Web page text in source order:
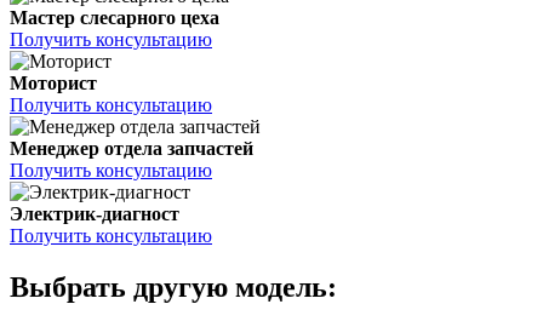
Мастер слесарного цеха
Получить консультацию
Моторист
Получить консультацию
Менеджер отдела запчастей
Получить консультацию
Электрик-диагност
Получить консультацию
Выбрать другую модель: